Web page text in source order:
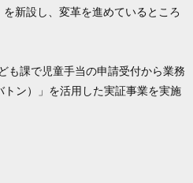
新設し、変革を進めているところ
も課で児童手当の申請受付から業務
ン）」を活用した実証事業を実施